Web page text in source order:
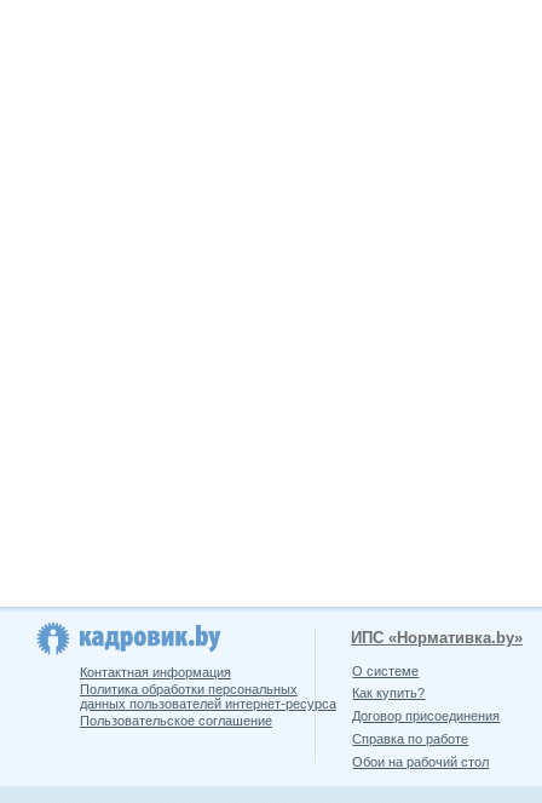
Контактная информация
Политика обработки персональных
данных пользователей интернет-ресурса
Пользовательское соглашение
ИПС «Нормативка.by»
О системе
Как купить?
Договор присоединения
Справка по работе
Обои на рабочий стол